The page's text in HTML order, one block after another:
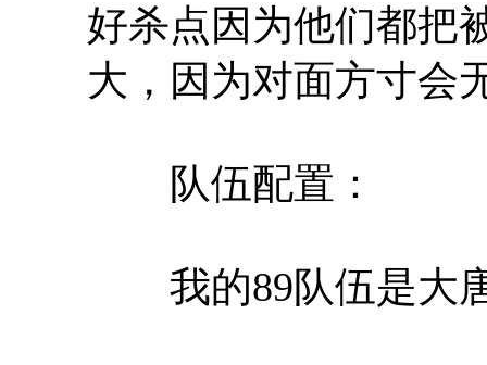
好杀点因为他们都把
大，因为对面方寸会
队伍配置：
我的89队伍是大唐